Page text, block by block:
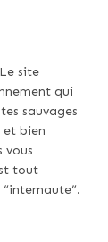
site
qui
sauvages
et bien
vous
tout